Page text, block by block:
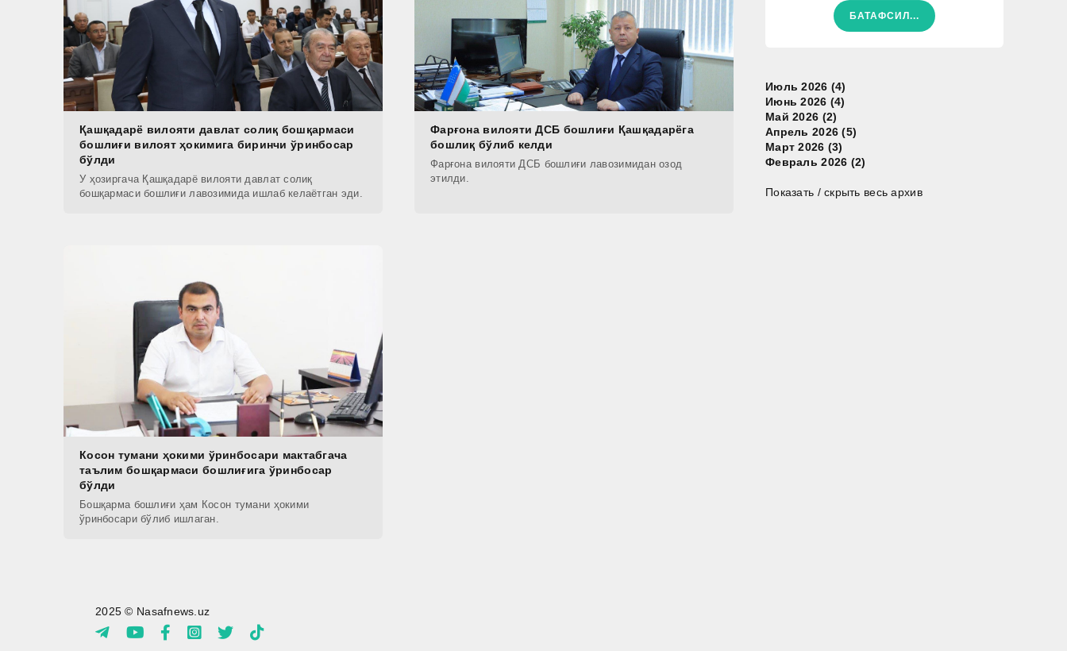
Қашқадарё вилояти давлат солиқ бошқармаси
бошлиғи вилоят ҳокимига биринчи ўринбосар
бўлди
У ҳозиргача Қашқадарё вилояти давлат солиқ
бошқармаси бошлиғи лавозимида ишлаб келаётган эди.
Фарғона вилояти ДСБ бошлиғи Қашқадарёга
бошлиқ бўлиб келди
Фарғона вилояти ДСБ бошлиғи лавозимидан озод
этилди.
Косон тумани ҳокими ўринбосари мактабгача
таълим бошқармаси бошлиғига ўринбосар
бўлди
Бошқарма бошлиғи ҳам Косон тумани ҳокими
ўринбосари бўлиб ишлаган.
БАТАФСИЛ...
Июль 2026 (4)
Июнь 2026 (4)
Май 2026 (2)
Апрель 2026 (5)
Март 2026 (3)
Февраль 2026 (2)
Показать / скрыть весь архив
2025 © Nasafnews.uz